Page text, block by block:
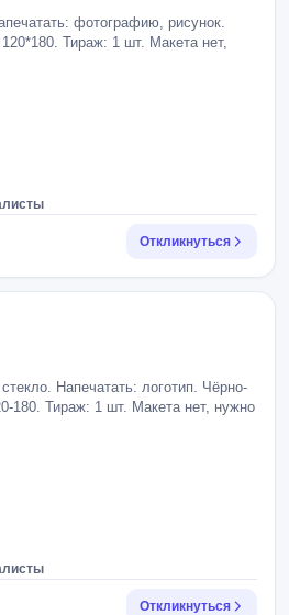
фотографию, рисунок.
Тираж: 1 шт. Макета нет,
Откликнуться
Напечатать: логотип. Чёрно-
180. Тираж: 1 шт. Макета нет, нужно
Откликнуться